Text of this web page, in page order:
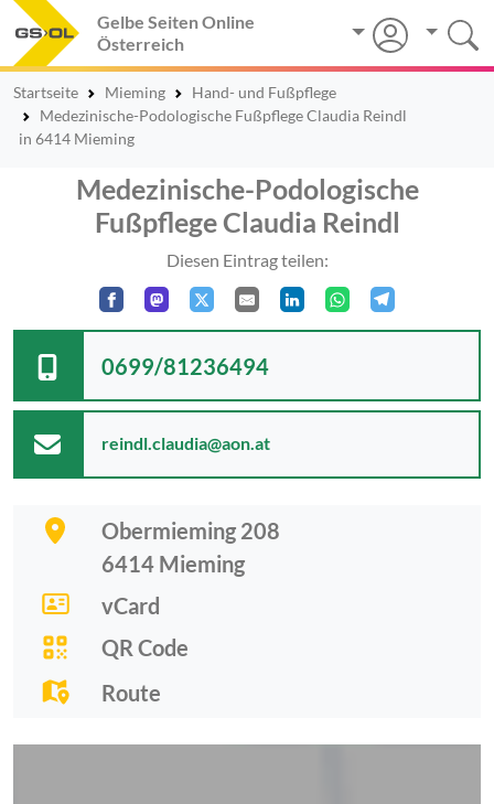
Gelbe Seiten Online
Österreich
Startseite Mieming
Hand- und Fußpflege
Medezinische-Podologische Fußpflege Claudia Reindl
in 6414 Mieming
Medezinische-Podologische
Fußpflege Claudia Reindl
Diesen Eintrag teilen:
Obermieming 208
6414 Mieming
vCard
QR Code
Route
0699/81236494
reindl.claudia@aon.at